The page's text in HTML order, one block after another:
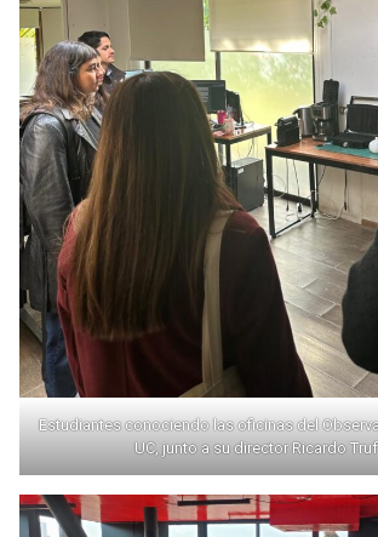
Estudiantes conociendo las oficinas del
UC, junto a su director Ricardo